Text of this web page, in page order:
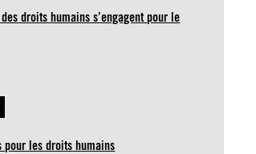
droits humains s’engagent pour le
pour les droits humains